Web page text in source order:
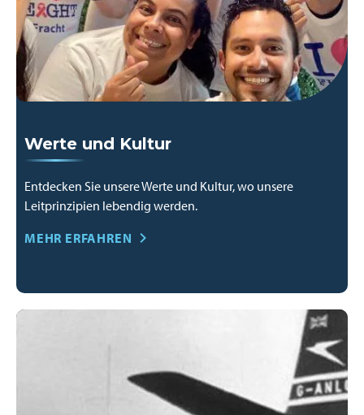
Werte und Kultur
Entdecken Sie unsere Werte und Kultur, wo unsere
Leitprinzipien lebendig werden.
MEHR ERFAHREN